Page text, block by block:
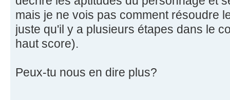
mais je ne vois pas comment résoudre
juste qu'il y a plusieurs étapes dans le
haut score).
Peux-tu nous en dire plus?